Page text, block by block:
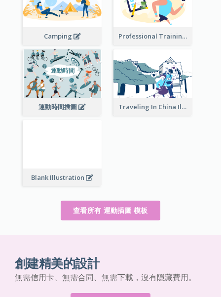
Camping Professional Training
運動時間插圖 Traveling In China Illustration
Blank Illustration
查看所有 運動插圖 模板
創建精美的設計
無需信用卡、無需合同、無需下載，沒有隱藏費用。